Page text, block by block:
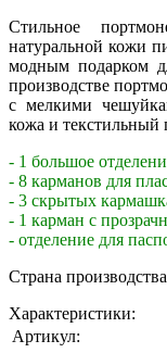
Стильное
натуральной кожи
модным подарком
производстве
с мелкими
кожа и текстильный
- 1 большое
- 8 карманов для
- 3 скрытых
- 1 карман с
- отделение для
Страна
Характеристики:
Артикул: